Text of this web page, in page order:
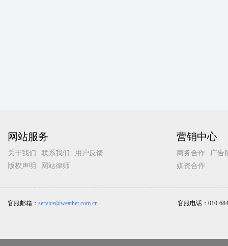
网站服务
关于我们 联系我们
用户反馈
版权声明
网站律师
营销中心
商务合作
广告
媒资合作
客服邮箱： service@weather.com.cn 客服电话： 010-